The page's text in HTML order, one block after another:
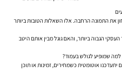
את התמונה הרחבה. אלו השאלות הטובות ביותר
הגבוה ביותר, והאם גוגל מבין אותם היטב
שמופיע לגולש בעמוד?
אוטומטית כשמחירים, זמינות או תוכן